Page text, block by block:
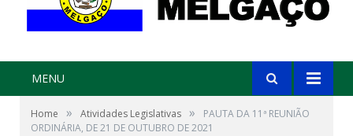
MENU
Home » Atividades Legislativas »
PAUTA DA 11ª REUNIÃO
ORDINÁRIA, DE 21 DE OUTUBRO DE 2021